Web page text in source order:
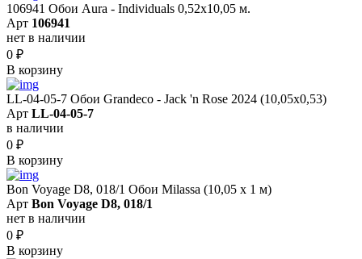
106941 Обои Aura - Individuals 0,52х10,05 м.
Арт 106941
нет в наличии
0 ₽
В корзину
LL-04-05-7 Обои Grandeco - Jack 'n Rose 2024 (10,05x0,53)
Арт LL-04-05-7
в наличии
0 ₽
В корзину
Bon Voyage D8, 018/1 Обои Milassa (10,05 х 1 м)
Арт Bon Voyage D8, 018/1
нет в наличии
0 ₽
В корзину